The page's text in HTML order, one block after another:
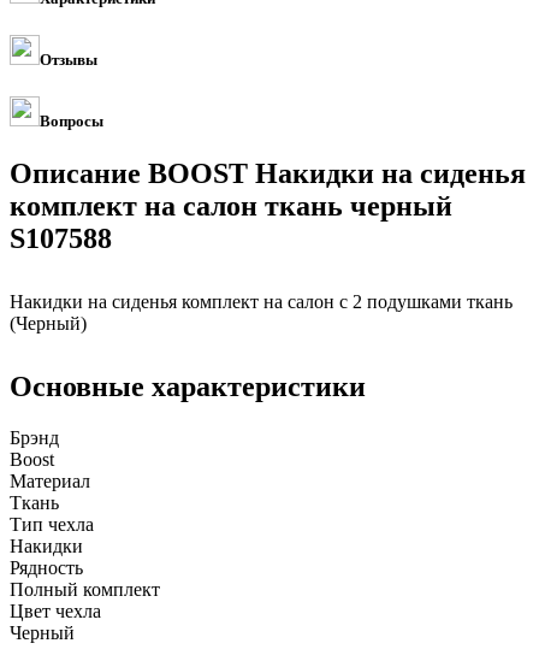
Отзывы
Вопросы
Описание BOOST Накидки на сиденья
комплект на салон ткань черный
S107588
Накидки на сиденья комплект на салон с 2 подушками ткань
(Черный)
Основные характеристики
Брэнд
Boost
Материал
Ткань
Тип чехла
Накидки
Рядность
Полный комплект
Цвет чехла
Черный